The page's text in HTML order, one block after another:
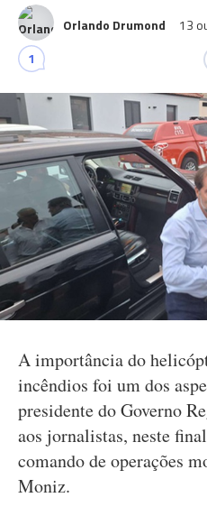
Orlando Drumond 13
1
A importância do
incêndios foi um dos
presidente do Governo
aos jornalistas, neste
comando de operações
Moniz.